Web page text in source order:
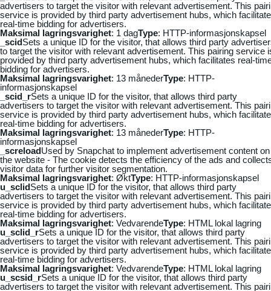
advertisers to target the visitor with relevant advertisement. This
service is provided by third party advertisement hubs, which
real-time bidding for advertisers.
Maksimal lagringsvarighet: 1 dagType: HTTP-informasjonskapsel
_scidSets a unique ID for the visitor, that allows third party
to target the visitor with relevant advertisement. This pairing service
provided by third party advertisement hubs, which facilitates real-
bidding for advertisers.
Maksimal lagringsvarighet: 13 månederType: HTTP-
informasjonskapsel
_scid_rSets a unique ID for the visitor, that allows third party
advertisers to target the visitor with relevant advertisement. This
service is provided by third party advertisement hubs, which
real-time bidding for advertisers.
Maksimal lagringsvarighet: 13 månederType: HTTP-
informasjonskapsel
_screloadUsed by Snapchat to implement advertisement content on
the website - The cookie detects the efficiency of the ads and
visitor data for further visitor segmentation.
Maksimal lagringsvarighet: ØktType: HTTP-informasjonskapsel
u_sclidSets a unique ID for the visitor, that allows third party
advertisers to target the visitor with relevant advertisement. This
service is provided by third party advertisement hubs, which
real-time bidding for advertisers.
Maksimal lagringsvarighet: VedvarendeType: HTML lokal lagring
u_sclid_rSets a unique ID for the visitor, that allows third party
advertisers to target the visitor with relevant advertisement. This
service is provided by third party advertisement hubs, which
real-time bidding for advertisers.
Maksimal lagringsvarighet: VedvarendeType: HTML lokal lagring
u_scsid_rSets a unique ID for the visitor, that allows third party
advertisers to target the visitor with relevant advertisement. This